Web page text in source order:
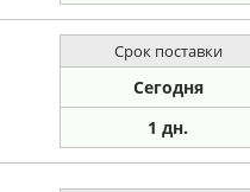
Срок поставки
Сегодня
1 дн.